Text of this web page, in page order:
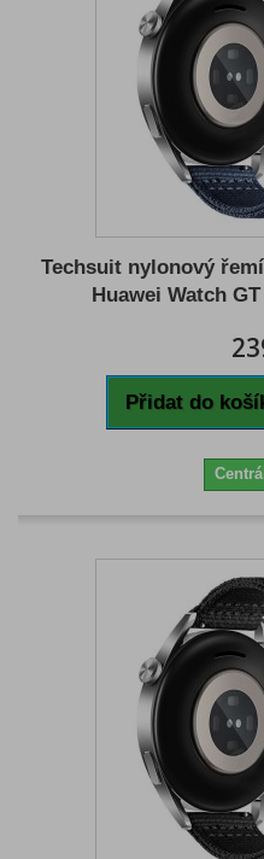
Techsuit nylonový
Huawei Watch
Přidat do